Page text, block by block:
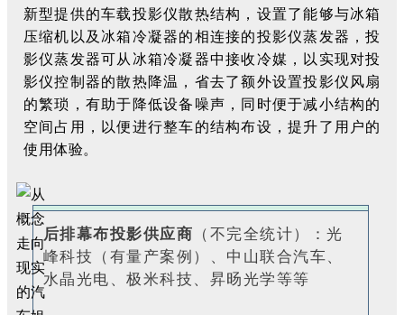
新型提供的车载投影仪散热结构，设置了能够与冰箱
压缩机以及冰箱冷凝器的相连接的投影仪蒸发器，投
影仪蒸发器可从冰箱冷凝器中接收冷媒，以实现对投
影仪控制器的散热降温，省去了额外设置投影仪风扇
的繁琐，有助于降低设备噪声，同时便于减小结构的
空间占用，以便进行整车的结构布设，提升了用户的
使用体验。
后排幕布投影供应商 （不完全统计）：光
峰科技（有量产案例）、中山联合汽车、
水晶光电、极米科技、昇旸光学等等